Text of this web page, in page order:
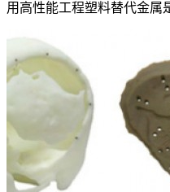
用高性能工程塑料替代金属